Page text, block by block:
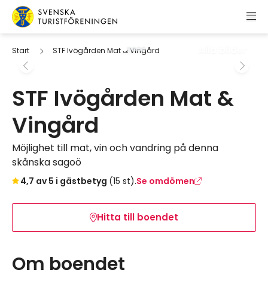
Hoppa till innehåll
Svenska Turistföreningen
Start STF Ivögården Mat & Vingård
STF Ivögården Mat &
Vingård
Möjlighet till mat, vin och vandring på denna
skånska sagoö
Hoppa till bokningsverktyget
4,7 av 5 i gästbetyg (15 st).Se omdömen
Hitta till boendet
Om boendet